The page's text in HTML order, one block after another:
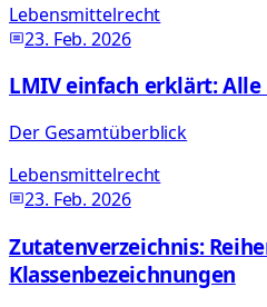
Lebensmittelrecht
23. Feb. 2026
LMIV einfach erklärt:
Der Gesamtüberblick
Lebensmittelrecht
23. Feb. 2026
Zutatenverzeichnis:
Klassenbezeichnungen